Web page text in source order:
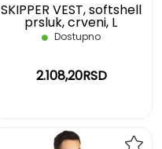
SKIPPER VEST, softshell
prsluk, crveni, L
Dostupno
2.108,20RSD